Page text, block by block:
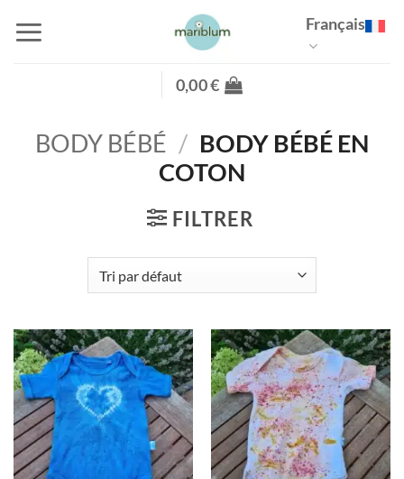
au
Français
0,00€
BODY BÉBÉ / BODY BÉBÉ EN
COTON
FILTRER